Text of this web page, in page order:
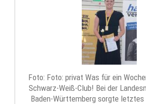
Foto: Foto: privat Was für ein
Schwarz-Weiß-Club! Bei der
Baden-Württemberg sorgte letztes